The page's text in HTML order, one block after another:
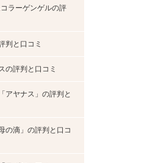
ラーゲンゲルの評
判と口コミ
の評判と口コミ
アヤナス」の評判と
の滴」の評判と口コ